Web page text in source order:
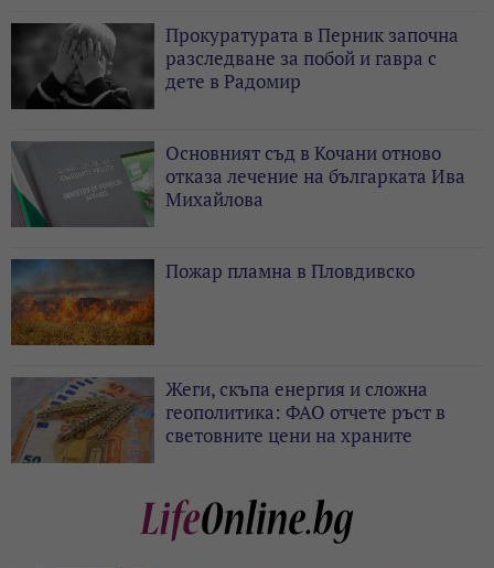
Прокуратурата в Перник започна
разследване за побой и гавра с
дете в Радомир
Основният съд в Кочани отново
отказа лечение на българката Ива
Михайлова
Пожар пламна в Пловдивско
Жеги, скъпа енергия и сложна
геополитика: ФАО отчете ръст в
световните цени на храните